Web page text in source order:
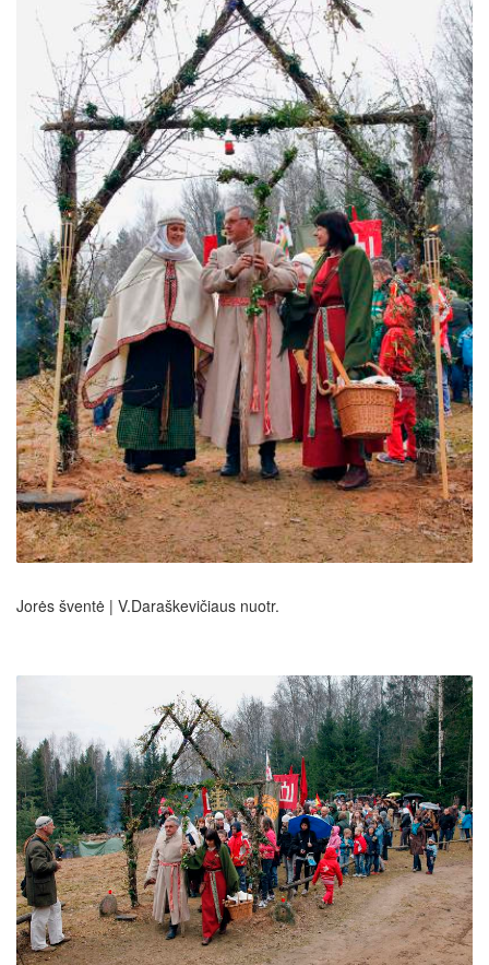
Jorės šventė | V.Daraškevičiaus nuotr.